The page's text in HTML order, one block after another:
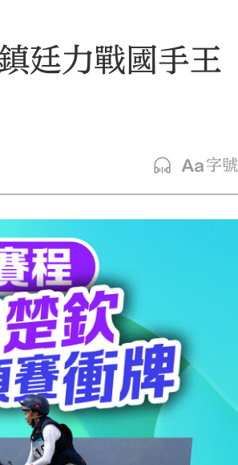
廷力戰國手王
字號